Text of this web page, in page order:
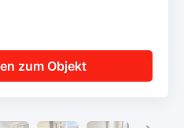
zum Objekt